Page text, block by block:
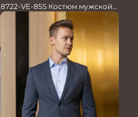
8722-VE-85S Костюм мужской
двойка